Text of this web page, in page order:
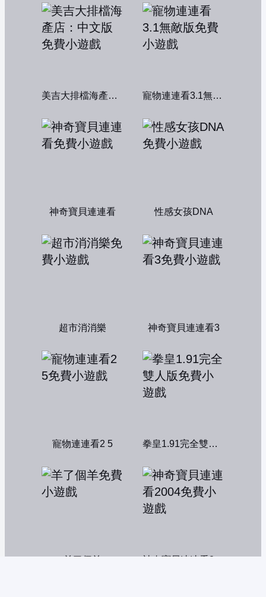
美吉大排檔海產店：中文版 寵物連連看3.1無敵版
神奇寶貝連連看 性感女孩DNA
超市消消樂 神奇寶貝連連看3
寵物連連看2 5 拳皇1.91完全雙人版
羊了個羊 神奇寶貝連連看2004